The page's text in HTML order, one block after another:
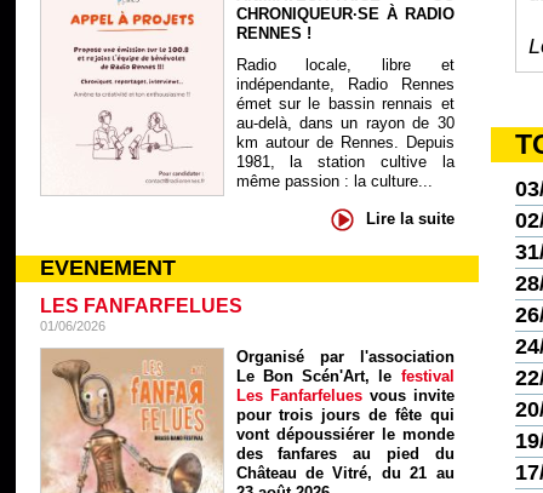
CHRONIQUEUR·SE À RADIO
RENNES !
Radio locale, libre et
indépendante, Radio Rennes
émet sur le bassin rennais et
au-delà, dans un rayon de 30
km autour de Rennes. Depuis
1981, la station cultive la
même passion : la culture...
Lire la suite
EVENEMENT
LES FANFARFELUES
01/06/2026
Organisé par l'association
Le Bon Scén'Art, le festival
Les Fanfarfelues vous invite
pour trois jours de fête qui
vont dépoussiérer le monde
des fanfares au pied du
Château de Vitré, du 21 au